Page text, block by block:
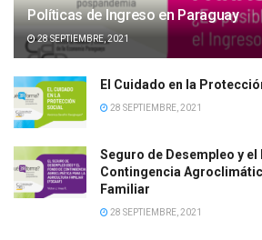
Políticas de Ingreso en Paraguay
28 SEPTIEMBRE, 2021
El Cuidado en la
28 SEPTIEMBRE, 2021
Seguro de Desempleo y el
Contingencia
Familiar
28 SEPTIEMBRE, 2021